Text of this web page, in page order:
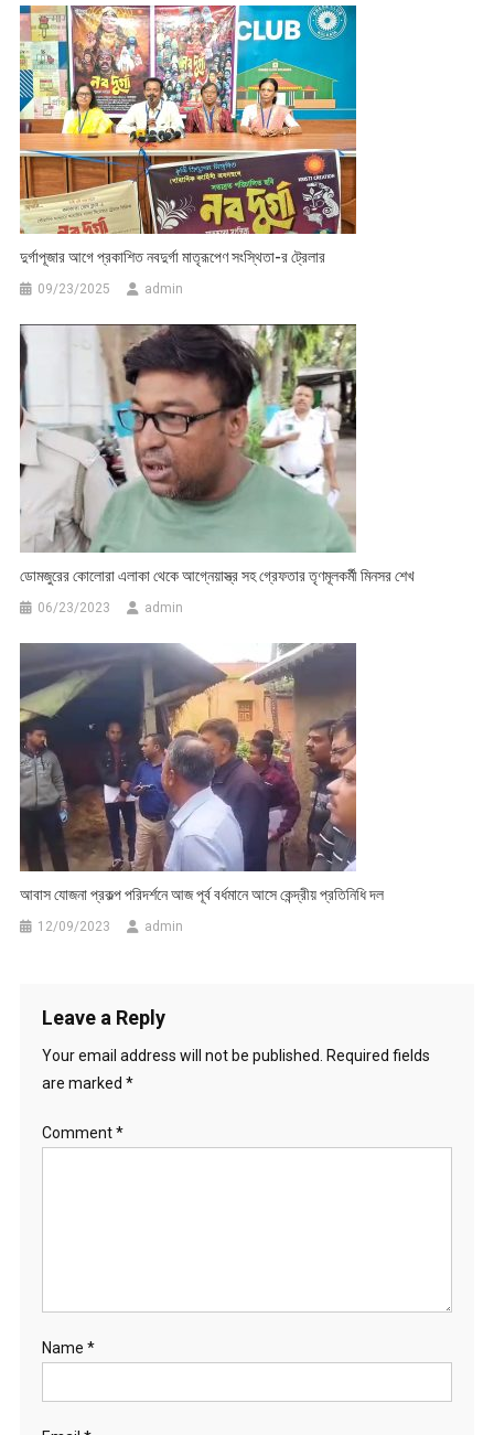
দুর্গাপূজার আগে প্রকাশিত নবদুর্গা মাতৃরূপেণ সংস্থিতা-র ট্রেলার
09/23/2025 admin
ডোমজুরের কোলোরা এলাকা থেকে আগ্নেয়াস্ত্র সহ গ্রেফতার তৃণমূলকর্মী মিনসর শেখ
06/23/2023 admin
আবাস যোজনা প্রকল্প পরিদর্শনে আজ পূর্ব বর্ধমানে আসে কেন্দ্রীয় প্রতিনিধি দল
12/09/2023 admin
Leave a Reply
Your email address will not be published. Required fields
are marked *
Comment*
Name *